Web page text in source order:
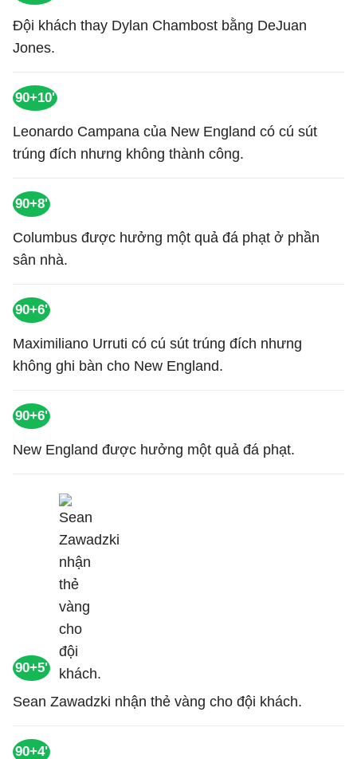
Đội khách thay Dylan Chambost bằng DeJuan
Jones.
90+10'
Leonardo Campana của New England có cú sút
trúng đích nhưng không thành công.
90+8'
Columbus được hưởng một quả đá phạt ở phần
sân nhà.
90+6'
Maximiliano Urruti có cú sút trúng đích nhưng
không ghi bàn cho New England.
90+6'
New England được hưởng một quả đá phạt.
90+5'
Sean Zawadzki nhận thẻ vàng cho đội khách.
90+4'